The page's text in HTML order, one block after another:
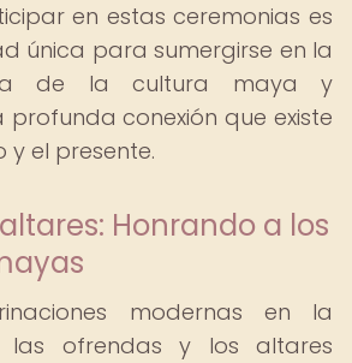
en estas ceremonias es
única para sumergirse en la
de la cultura maya y
profunda conexión que existe
el presente.
Honrando a los
modernas en la
las ofrendas y los altares